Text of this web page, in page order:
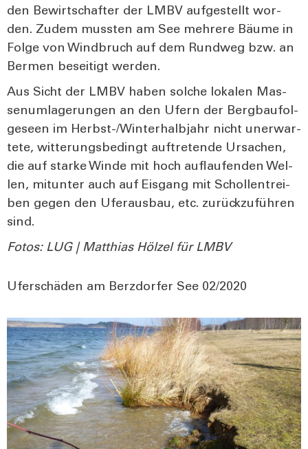
den Bewirt­schaf­ter der LMBV auf­ge­stellt wor­
den. Zudem muss­ten am See meh­re­re Bäu­me in
Fol­ge von Wind­bruch auf dem Rund­weg bzw. an
Ber­men besei­tigt wer­den.
Aus Sicht der LMBV haben sol­che loka­len Mas­
sen­um­la­ge­run­gen an den Ufern der Berg­bau­fol­
ge­seen im Herbst-/Win­ter­halb­jahr nicht uner­war­
te­te, wit­te­rungs­be­dingt auf­tre­ten­de Ursa­chen,
die auf star­ke Win­de mit hoch auf­lau­fen­den Wel­
len, mit­un­ter auch auf Eis­gang mit Schol­len­trei­
ben gegen den Ufer­aus­bau, etc. zurück­zu­füh­ren
sind.
Fotos: LUG | Mat­thi­as Höl­zel für LMBV
Ufer­schä­den am Berz­dor­fer See 02/2020